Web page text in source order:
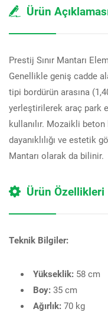
Ürün
Prestij Sınır Mantarı
Genellikle geniş cadde
tipi bordürün arasına
yerleştirilerek araç park
kullanılır. Mozaikli beton
dayanıklılığı ve estetik
Mantarı olarak da bilinir.
Ürün Özellikleri
Teknik Bilgiler:
Yükseklik: 58 cm
Boy: 35 cm
Ağırlık: 70 kg